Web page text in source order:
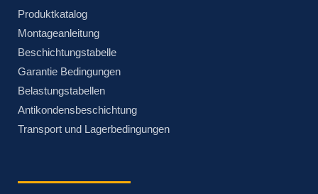
Produktkatalog
Montageanleitung
Beschichtungstabelle
Garantie Bedingungen
Belastungstabellen
Antikondensbeschichtung
Transport und Lagerbedingungen